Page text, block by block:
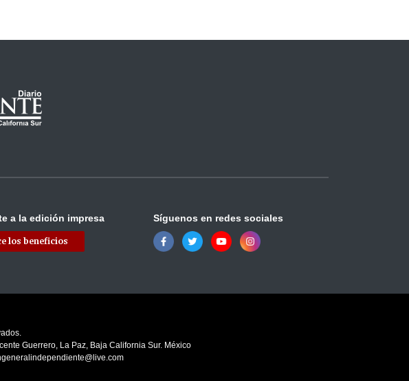
a la edición impresa
los beneficios
Síguenos en redes sociales
Guerrero, La Paz, Baja California Sur. México